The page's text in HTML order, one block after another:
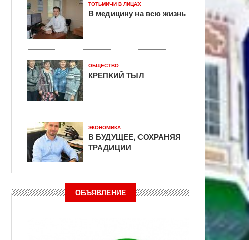
ТОТЬМИЧИ В ЛИЦАХ
В медицину на всю жизнь
ОБЩЕСТВО
КРЕПКИЙ ТЫЛ
ЭКОНОМИКА
В БУДУЩЕЕ, СОХРАНЯЯ
ТРАДИЦИИ
ОБЪЯВЛЕНИЕ